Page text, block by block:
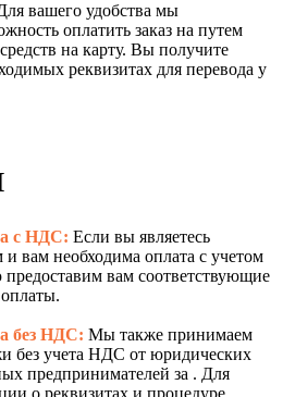
вашего удобства мы
оплатить заказ на путем
на карту. Вы получите
реквизитах для перевода у
с НДС: Если вы являетесь
вам необходима оплата с учетом
вам соответствующие
без НДС: Мы также принимаем
без учета НДС от юридических
предпринимателей за . Для